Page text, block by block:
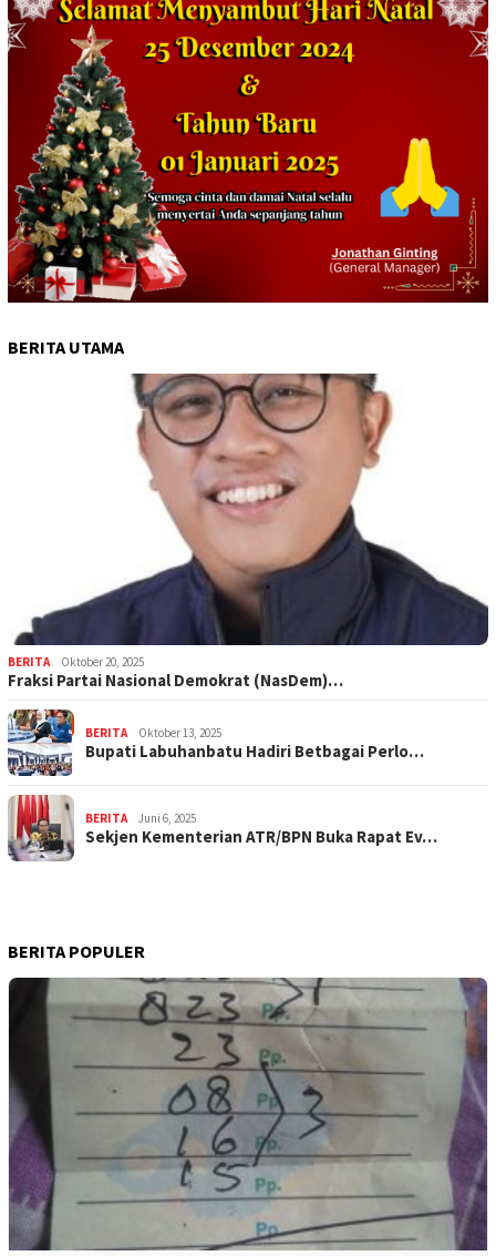
BERITA UTAMA
BERITA Oktober 20, 2025
Fraksi Partai Nasional Demokrat (NasDem)…
BERITA Oktober 13, 2025
Bupati Labuhanbatu Hadiri Betbagai Perlo…
BERITA Juni 6, 2025
Sekjen Kementerian ATR/BPN Buka Rapat Ev…
BERITA POPULER